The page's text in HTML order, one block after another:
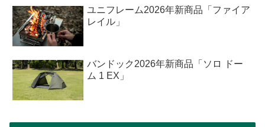
ユニフレーム2026年新商品「ファイア
レイル」
バンドック2026年新商品「ソロ ドー
ム 1 EX」